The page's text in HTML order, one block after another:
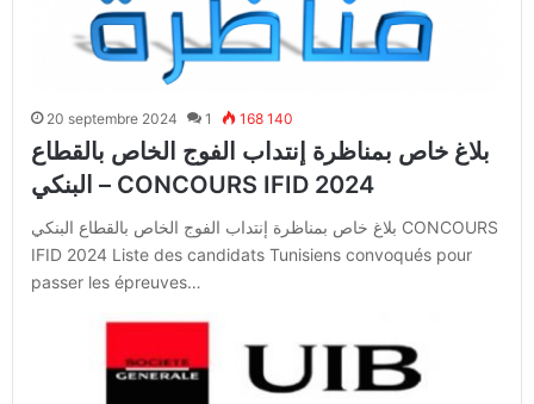
20 septembre 2024 1 168 140
بلاغ خاص بمناظرة إنتداب الفوج الخاص بالقطاع
البنكي – CONCOURS IFID 2024
بلاغ خاص بمناظرة إنتداب الفوج الخاص بالقطاع البنكي CONCOURS
IFID 2024 Liste des candidats Tunisiens convoqués pour
passer les épreuves…